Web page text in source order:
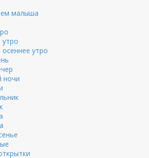
малыша
утро
ночи